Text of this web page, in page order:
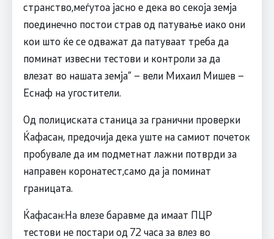
странство,меѓутоа јасно е дека во секоја земја
поединечно постои страв од патување иако они
кои што ќе се одважат да патуваат треба да
поминат извесни тестови и контроли за да
влезат во нашата земја” – вели Михаил Мишев –
Eснаф на угостители.
Од полициската станица за гранични проверки
Ќафасан, предочија дека уште на самиот почеток
пробувале да им подметнат лажни потврди за
направен коронатест,само да ја поминат
границата.
Ќафасан:На влезе баравме да имаат ПЦР
тестови не постари од 72 часа за влез во